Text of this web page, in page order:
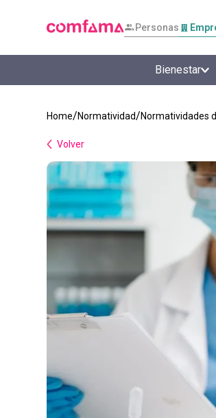
Personas
Bienestar
Normatividad Normatividades
Volver